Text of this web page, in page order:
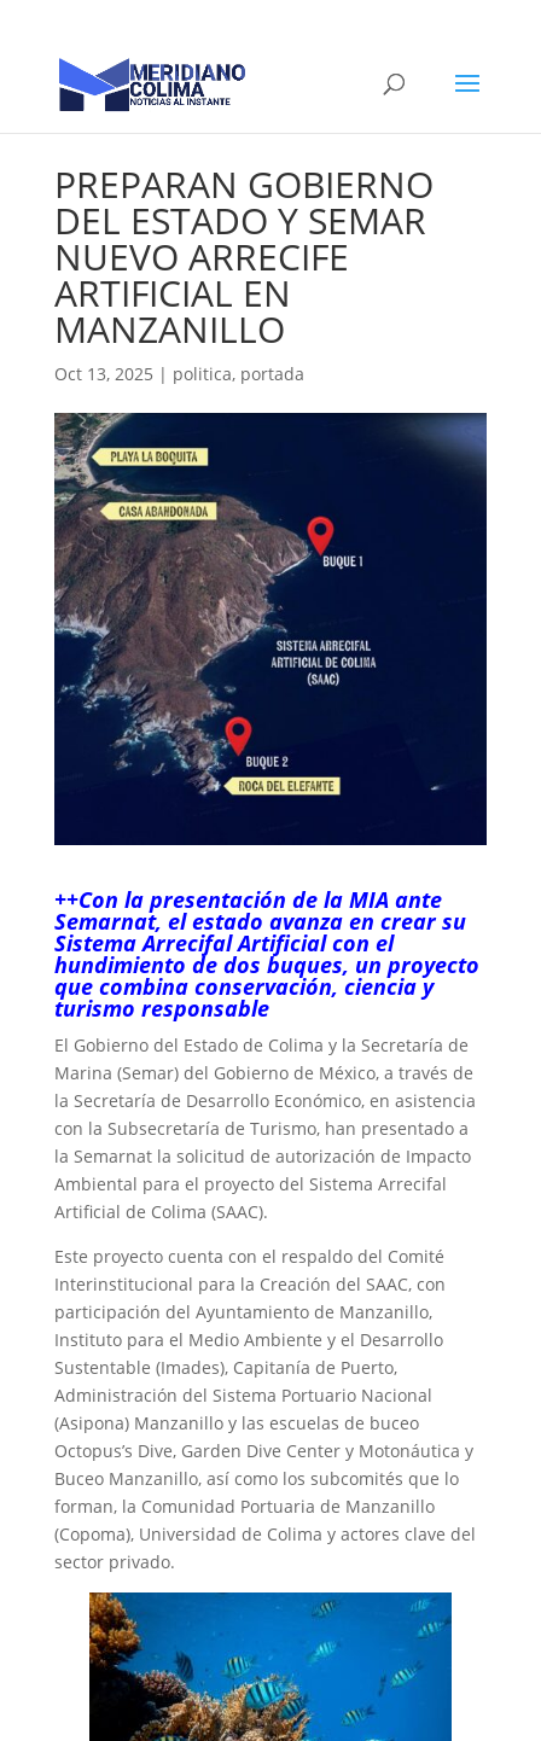
PREPARAN GOBIERNO
DEL ESTADO Y SEMAR
NUEVO ARRECIFE
ARTIFICIAL EN
MANZANILLO
Oct 13, 2025 | politica, portada
++Con la presentación de la MIA ante
Semarnat, el estado avanza en crear su
Sistema Arrecifal Artificial con el
hundimiento de dos buques, un proyecto
que combina conservación, ciencia y
turismo responsable
El Gobierno del Estado de Colima y la Secretaría de
Marina (Semar) del Gobierno de México, a través de
la Secretaría de Desarrollo Económico, en asistencia
con la Subsecretaría de Turismo, han presentado a
la Semarnat la solicitud de autorización de Impacto
Ambiental para el proyecto del Sistema Arrecifal
Artificial de Colima (SAAC).
Este proyecto cuenta con el respaldo del Comité
Interinstitucional para la Creación del SAAC, con
participación del Ayuntamiento de Manzanillo,
Instituto para el Medio Ambiente y el Desarrollo
Sustentable (Imades), Capitanía de Puerto,
Administración del Sistema Portuario Nacional
(Asipona) Manzanillo y las escuelas de buceo
Octopus’s Dive, Garden Dive Center y Motonáutica y
Buceo Manzanillo, así como los subcomités que lo
forman, la Comunidad Portuaria de Manzanillo
(Copoma), Universidad de Colima y actores clave del
sector privado.